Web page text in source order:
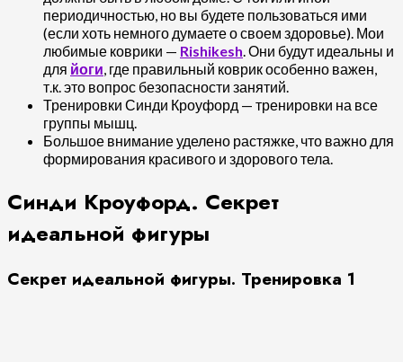
периодичностью, но вы будете пользоваться ими
(если хоть немного думаете о своем здоровье). Мои
любимые коврики — Rishikesh. Они будут идеальны и
для йоги, где правильный коврик особенно важен,
т.к. это вопрос безопасности занятий.
Тренировки Синди Кроуфорд — тренировки на все
группы мышц.
Большое внимание уделено растяжке, что важно для
формирования красивого и здорового тела.
Синди Кроуфорд. Секрет
идеальной фигуры
Секрет идеальной фигуры. Тренировка 1